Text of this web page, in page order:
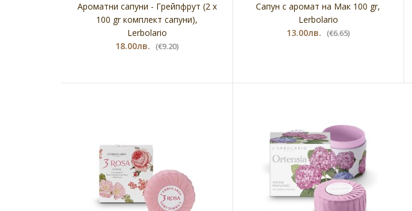
Ароматни сапуни - Грейпфрут (2 х
100 gr комплект сапуни),
Lerbolario
18.00лв. (€9.20)
Сапун с аромат на Мак 100 gr,
Lerbolario
13.00лв. (€6.65)